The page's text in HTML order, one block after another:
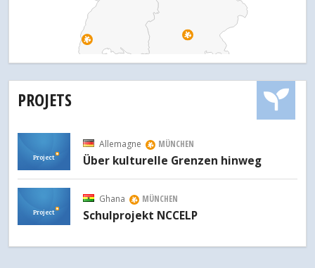
PROJETS
Project
Allemagne MÜNCHEN
Über kulturelle Grenzen hinweg
Project
Ghana MÜNCHEN
Schulprojekt NCCELP